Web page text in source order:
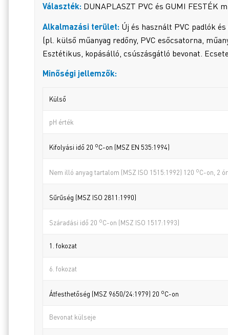
Választék: DUNAPLASZT PVC és GUMI FESTÉK
Alkalmazási terület: Új és használt PVC padlók
(pl. külső műanyag redőny, PVC esőcsatorna,
Esztétikus, kopásálló, csúszásgátló bevonat.
Minőségi jellemzők:
Külső
pH érték
Kifolyási idő 20 oC-on (MSZ EN 535:1994)
Nem illó anyag tartalom (MSZ ISO 1515:1992) 120 oC-on, 2
Sűrűség (MSZ ISO 2811:1990)
Száradási idő 20 oC-on (MSZ ISO 1517:1993)
1. fokozat
6. fokozat
Átfesthetőség (MSZ 9650/24:1979) 20 oC-on
Bevonat külseje